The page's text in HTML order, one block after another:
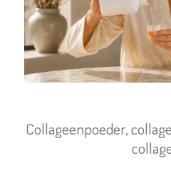
Collageenpoeder,